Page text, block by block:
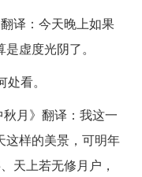
译：今天晚上如果
虚度光阴了。
看。
月》翻译：我这一
这样的美景，可明年
天上若无修月户，